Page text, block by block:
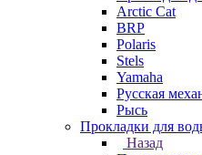
Arctic Cat
BRP
Polaris
Stels
Yamaha
Русская
Рысь
Прокладки для
Назад